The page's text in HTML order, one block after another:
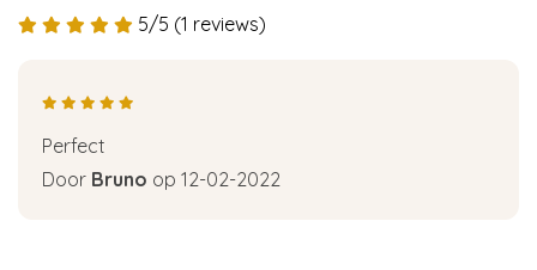
5/5 (1 reviews)
Perfect
Door Bruno op 12-02-2022